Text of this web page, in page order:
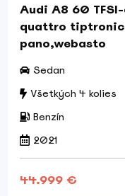
Audi A8 60
quattro
pano,webasto
Sedan
Všetkých 4 kolies
Benzín
2021
44.999 €